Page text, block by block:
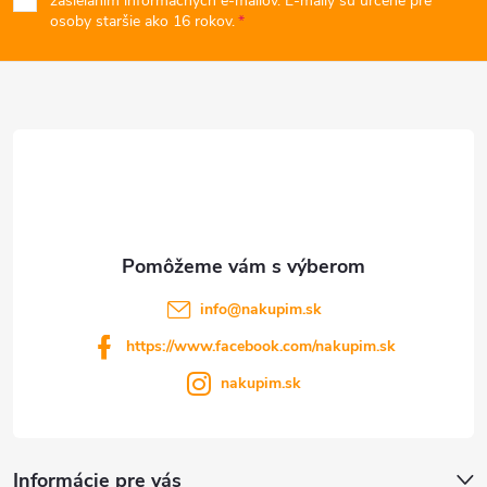
p
ä
osoby staršie ako 16 rokov.
Informácie pre vás
info@nakupim.sk
https://www.facebook.com/nakupim.sk
nakupim.sk